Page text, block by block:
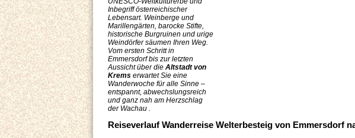
Inbegriff österreichischer
Lebensart. Weinberge und
Marillengärten, barocke Stifte,
historische Burgruinen und urige
Weindörfer säumen Ihren Weg.
Vom ersten Schritt in
Emmersdorf bis zur letzten
Aussicht über die Altstadt von
Krems erwartet Sie eine
Wanderwoche für alle Sinne –
entspannt, abwechslungsreich
und ganz nah am Herzschlag
der Wachau .
Reiseverlauf Wanderreise Welterbesteig von Emmersdorf